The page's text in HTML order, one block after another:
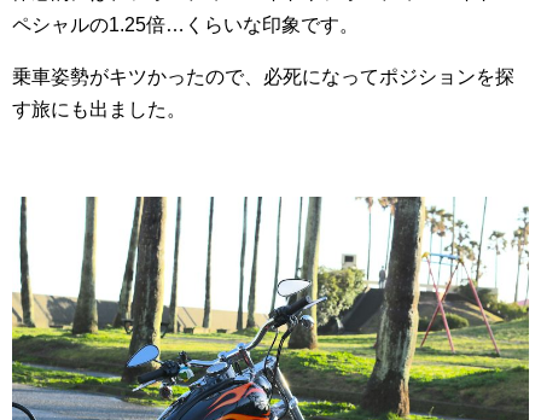
ペシャルの1.25倍…くらいな印象です。
乗車姿勢がキツかったので、必死になってポジションを探
す旅にも出ました。